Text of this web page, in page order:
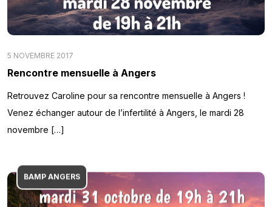
5 NOVEMBRE 2017
Rencontre mensuelle à Angers
Retrouvez Caroline pour sa rencontre mensuelle à Angers !
Venez échanger autour de l’infertilité à Angers, le mardi 28
novembre […]
BAMP ANGERS